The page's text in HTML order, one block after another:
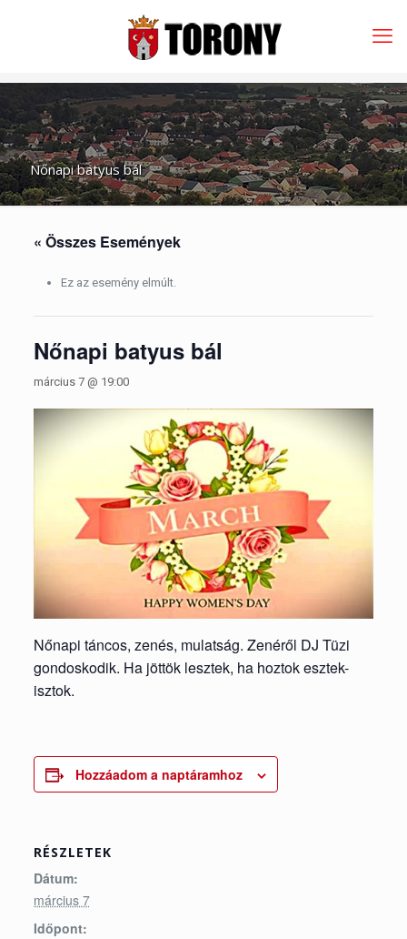
Nőnapi batyus bál
« Összes Események
Ez az esemény elmúlt.
Nőnapi batyus bál
március 7 @ 19:00
Nőnapi táncos, zenés, mulatság. Zenéről DJ Tüzi
gondoskodik. Ha jöttök lesztek, ha hoztok esztek-
isztok.
Hozzáadom a naptáramhoz
RÉSZLETEK
Dátum:
március 7
Időpont: